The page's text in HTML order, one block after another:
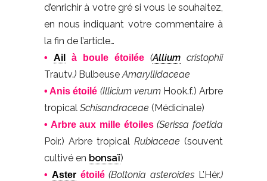
d’enrichir à votre gré si vous le souhaitez,
en nous indiquant votre commentaire à
la fin de l’article…
• Ail à boule étoilée (Allium cristophii
Trautv.) Bulbeuse Amaryllidaceae
• Anis étoilé (Illicium verum Hook.f.) Arbre
tropical Schisandraceae (Médicinale)
• Arbre aux mille étoiles (Serissa foetida
Poir.) Arbre tropical Rubiaceae (souvent
cultivé en bonsaï)
• Asterétoilé (Boltonia asteroides L’Hér.)